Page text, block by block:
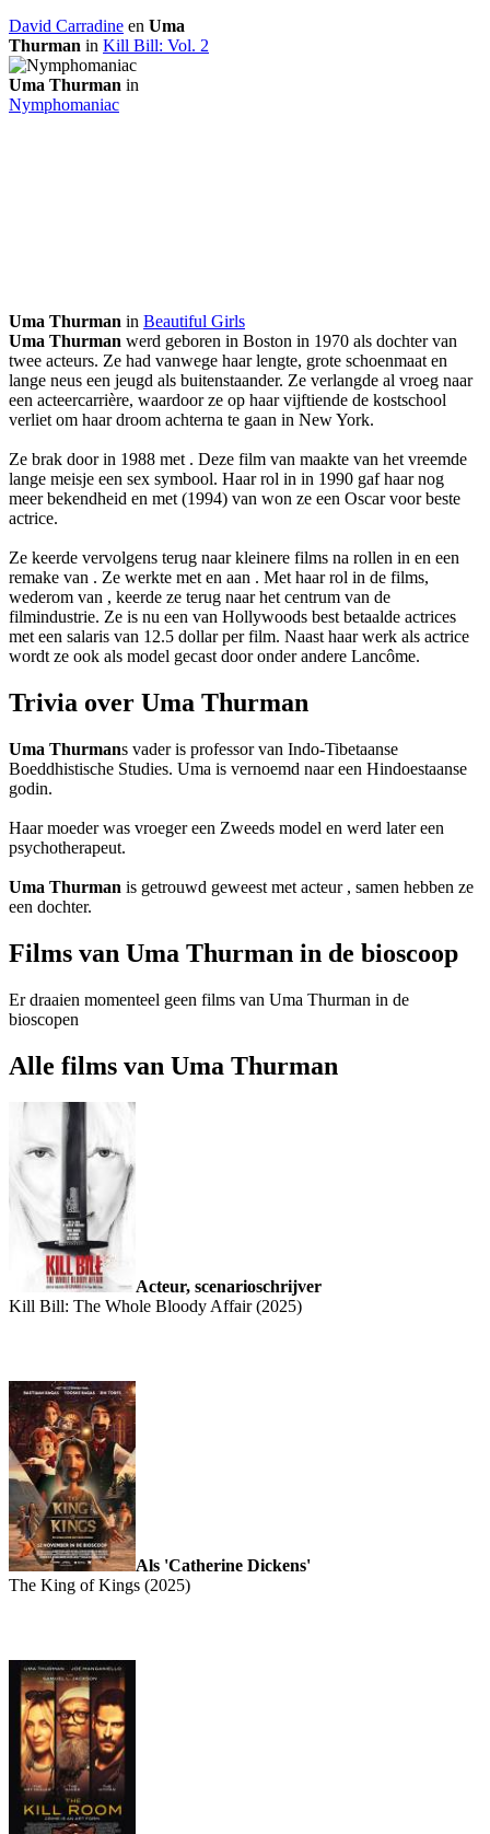
David Carradine en Uma
Thurman in Kill Bill: Vol. 2
Uma Thurman in
Nymphomaniac
Uma Thurman in Beautiful Girls
Uma Thurman werd geboren in Boston in 1970 als dochter van
twee acteurs. Ze had vanwege haar lengte, grote schoenmaat en
lange neus een jeugd als buitenstaander. Ze verlangde al vroeg naar
een acteercarrière, waardoor ze op haar vijftiende de kostschool
verliet om haar droom achterna te gaan in New York.
Ze brak door in 1988 met . Deze film van maakte van het vreemde
lange meisje een sex symbool. Haar rol in in 1990 gaf haar nog
meer bekendheid en met (1994) van won ze een Oscar voor beste
actrice.
Ze keerde vervolgens terug naar kleinere films na rollen in en een
remake van . Ze werkte met en aan . Met haar rol in de films,
wederom van , keerde ze terug naar het centrum van de
filmindustrie. Ze is nu een van Hollywoods best betaalde actrices
met een salaris van 12.5 dollar per film. Naast haar werk als actrice
wordt ze ook als model gecast door onder andere Lancôme.
Trivia over Uma Thurman
Uma Thurmans vader is professor van Indo-Tibetaanse
Boeddhistische Studies. Uma is vernoemd naar een Hindoestaanse
godin.
Haar moeder was vroeger een Zweeds model en werd later een
psychotherapeut.
Uma Thurman is getrouwd geweest met acteur , samen hebben ze
een dochter.
Films van Uma Thurman in de bioscoop
Er draaien momenteel geen films van Uma Thurman in de
bioscopen
Alle films van Uma Thurman
Acteur, scenarioschrijver
Kill Bill: The Whole Bloody Affair (2025)
Als 'Catherine Dickens'
The King of Kings (2025)